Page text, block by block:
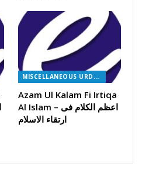
MISCELLANEOUS URDU BOOKS
Azam Ul Kalam Fi Irtiqa
Al Islam – اعظم الکلام فی
ارتقاء الاسلام